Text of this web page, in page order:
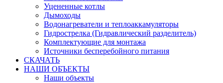
Уцененные котлы
Дымоходы
Водонагреватели и теплоаккамуляторы
Гидрострелка (Гидравлический разделитель)
Комплектующие для монтажа
Источники бесперебойного питания
СКАЧАТЬ
НАШИ ОБЪЕКТЫ
Наши объекты